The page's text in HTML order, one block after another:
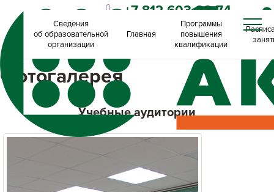
+7 812 603-28-74
Сведения
об образовательной
организации
Главная
Программы
повышения
квалификации
Фотогалерея
Учебные аудитории